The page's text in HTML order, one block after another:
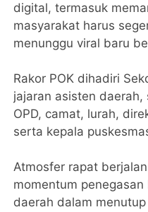
digital, termasuk
masyarakat harus
menunggu viral baru
Rakor POK dihadiri
jajaran asisten
OPD, camat, lurah,
serta kepala
Atmosfer rapat
momentum
daerah dalam